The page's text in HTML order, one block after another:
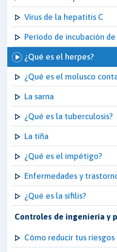
Virus de la hepatitis C
Período de incubación
¿Qué es el herpes?
¿Qué es el molusco
La sarna
¿Qué es la tuberculosis?
La tiña
¿Qué es el impétigo?
Enfermedades y
¿Qué es la sífilis?
Controles de ingeniería y
Cómo reducir tus riesgos